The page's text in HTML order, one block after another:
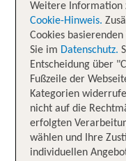
Weitere Information
Cookie-Hinweis.
Cookies
Sie im Datenschutz.
Entscheidung über
Fußzeile der
Kategorien
nicht auf die
erfolgten
wählen und Ihre
individuellen